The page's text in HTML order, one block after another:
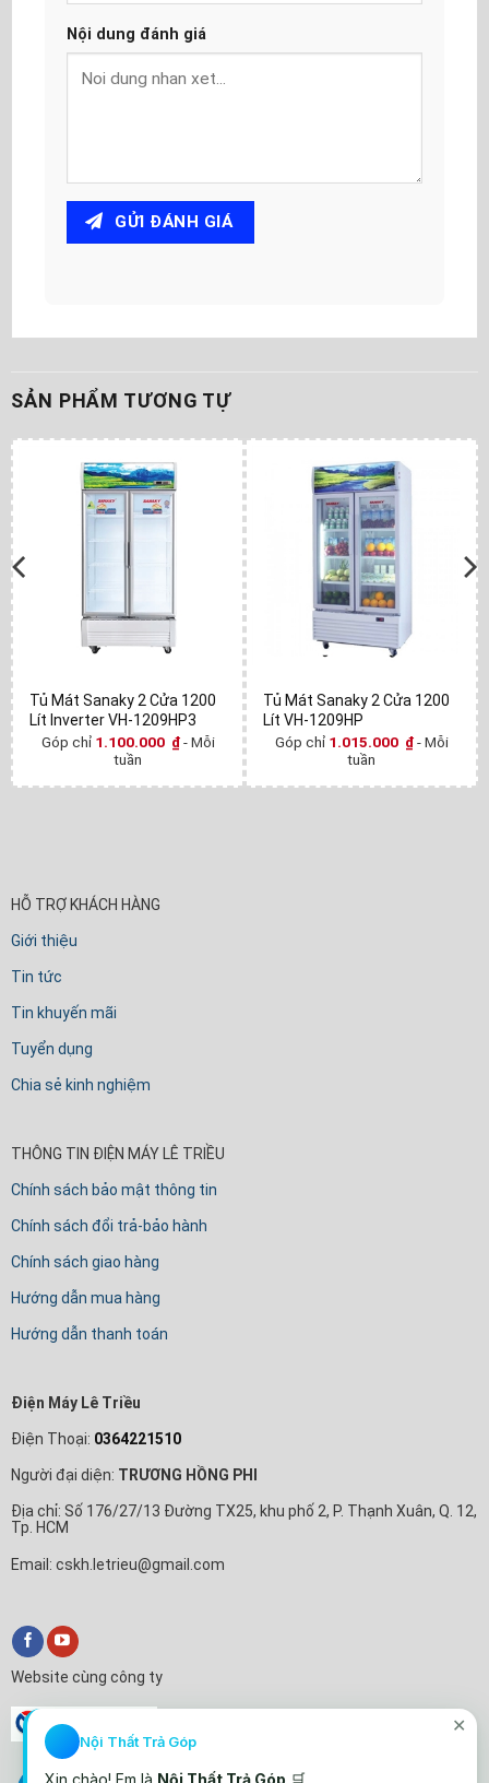
Nội dung đánh giá
GỬI ĐÁNH GIÁ
SẢN PHẨM TƯƠNG TỰ
Tủ Mát Sanaky 2 Cửa 1200
Lít Inverter VH-1209HP3
Góp chỉ 1.100.000 ₫ - Mỗi
tuần
Tủ Mát Sanaky 2 Cửa 1200
Lít VH-1209HP
Góp chỉ 1.015.000 ₫ - Mỗi
tuần
HỖ TRỢ KHÁCH HÀNG
Giới thiệu
Tin tức
Tin khuyến mãi
Tuyển dụng
Chia sẻ kinh nghiệm
THÔNG TIN ĐIỆN MÁY LÊ TRIỀU
Chính sách bảo mật thông tin
Chính sách đổi trả-bảo hành
Chính sách giao hàng
Hướng dẫn mua hàng
Hướng dẫn thanh toán
Điện Máy Lê Triều
Điện Thoại: 0364221510
Người đại diện: TRƯƠNG HỒNG PHI
Địa chỉ: Số 176/27/13 Đường TX25, khu phố 2, P. Thạnh Xuân, Q. 12,
Tp. HCM
Email: cskh.letrieu@gmail.com
Website cùng công ty
✕
Nội Thất Trả Góp
Xin chào! Em là Nội Thất Trả Góp 🛒